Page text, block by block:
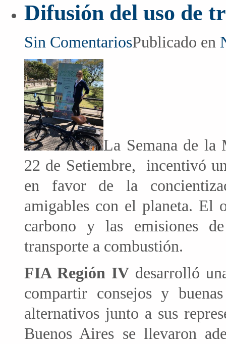
Difusión del uso de
Sin ComentariosPublicado en
La Semana de la
22 de Setiembre, incentivó
en favor de la
amigables con el planeta.
carbono y las emisiones
transporte a combustión.
FIA Región IVdesarrolló
compartir consejos y
alternativos junto a sus
Buenos Aires se llevaron